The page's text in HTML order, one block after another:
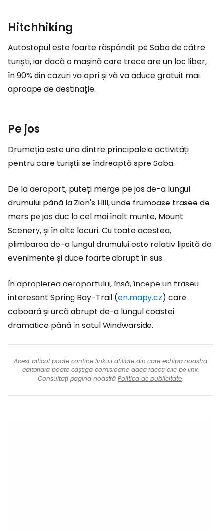
Hitchhiking
Autostopul este foarte răspândit pe Saba de către
turiști, iar dacă o mașină care trece are un loc liber,
în 90% din cazuri va opri și vă va aduce gratuit mai
aproape de destinație.
Pe jos
Drumeția este una dintre principalele activități
pentru care turiștii se îndreaptă spre Saba.
De la aeroport, puteți merge pe jos de-a lungul
drumului până la Zion's Hill, unde frumoase trasee de
mers pe jos duc la cel mai înalt munte, Mount
Scenery, și în alte locuri. Cu toate acestea,
plimbarea de-a lungul drumului este relativ lipsită de
evenimente și duce foarte abrupt în sus.
În apropierea aeroportului, însă, începe un traseu
interesant Spring Bay-Trail (en.mapy.cz) care
coboară și urcă abrupt de-a lungul coastei
dramatice până în satul Windwarside.
Acest articol poate conține linkuri afiliate din care echipa noastră
editorială poate câștiga comisioane dacă faceți clic pe link.
Consultați pagina noastră Politica de publicitate.